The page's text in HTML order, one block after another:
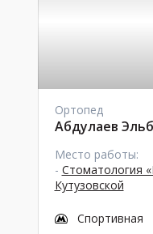
Ортопед
Абдулаев
Место работы:
- Стоматология
Кутузовской
Спортивная